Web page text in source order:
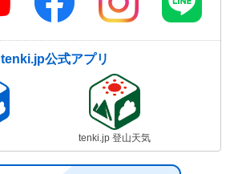
tenki.jp公式アプリ
tenki.jp 登山天気